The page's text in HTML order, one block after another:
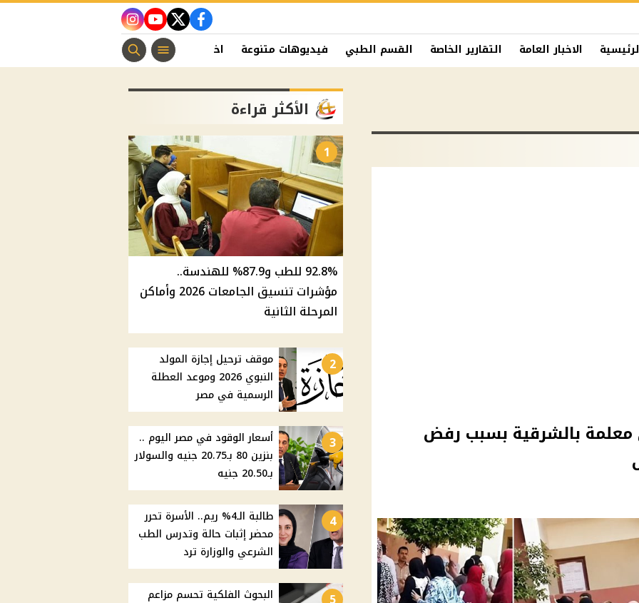
facebook
twitter
youtube
instagram
الاخبار العامة التقارير الخاصة القسم الطبي فيديوهات متنوعة اخبار الفن منوعات مسيحية
بالشرقية بسبب رفض
الأكثر قراءة
1
92.8% للطب و87.9% للهندسة..
مؤشرات تنسيق الجامعات 2026 وأماكن
المرحلة الثانية
2
موقف ترحيل إجازة المولد
النبوي 2026 وموعد العطلة
الرسمية في مصر
3
أسعار الوقود في مصر اليوم ..
بنزين 80 بـ20.75 جنيه والسولار
بـ20.50 جنيه
4
طالبة الـ4% ريم.. الأسرة تحرر
محضر إثبات حالة وتدرس الطب
الشرعي والوزارة ترد
البحوث الفلكية تحسم مزاعم